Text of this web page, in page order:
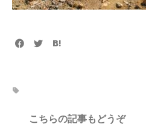
こちらの記事もどうぞ